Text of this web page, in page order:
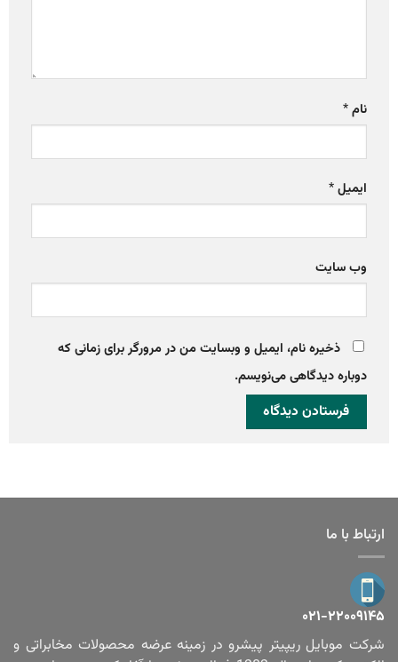
نام*
ایمیل*
وب‌ سایت
ذخیره نام، ایمیل و وبسایت من در مرورگر برای زمانی که
دوباره دیدگاهی می‌نویسم.
ارتباط با ما
۰۲۱-۲۲۰۰۹۱۴۵
شرکت موبایل ریپیتر پیشرو در زمینه عرضه محصولات مخابراتی و